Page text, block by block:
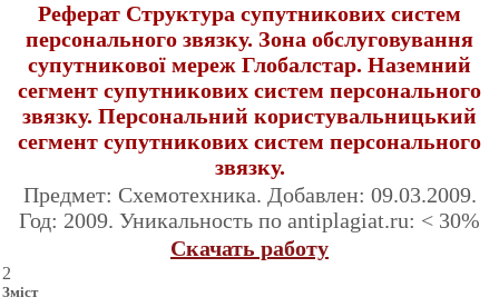
Реферат Структура супутникових систем
персонального звязку. Зона обслуговування
супутникової мереж Глобалстар. Наземний
сегмент супутникових систем персонального
звязку. Персональний користувальницький
сегмент супутникових систем персонального
звязку.
Предмет: Схемотехника. Добавлен: 09.03.2009.
Год: 2009. Уникальность по antiplagiat.ru: < 30%
Скачать работу
2
Зміст